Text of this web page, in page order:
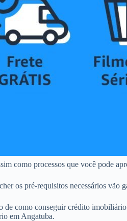
como processos que você pode
os pré-requisitos necessários
de como conseguir crédito
em Angatuba.